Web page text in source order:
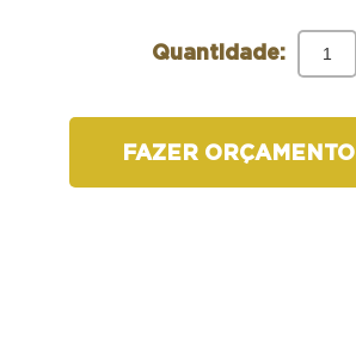
Quantidade:
FAZER ORÇAMENTO